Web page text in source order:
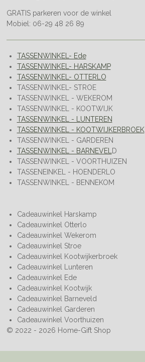
GRATIS parkeren voor de winkel
Mobiel: 06-29 48 26 89
TASSENWINKEL- Ede
TASSENWINKEL- HARSKAMP
TASSENWINKEL- OTTERLO
TASSENWINKEL- STROE
TASSENWINKEL - WEKEROM
TASSENWINKEL - KOOTWIJK
TASSENWINKEL - LUNTEREN
TASSENWINKEL - KOOTWIJKERBROEK
TASSENWINKEL - GARDEREN
TASSENWINKEL - BARNEVEL
D
TASSENWINKEL - VOORTHUIZEN
TASSENEINKEL - HOENDERLO
TASSENWINKEL - BENNEKOM
Cadeauwinkel Harskamp
Cadeauwinkel Otterlo
Cadeauwinkel Wekerom
Cadeauwinkel Stroe
Cadeauwinkel Kootwijkerbroek
Cadeauwinkel Lunteren
Cadeauwinkel Ede
Cadeauwinkel Kootwijk
Cadeauwinkel Barneveld
Cadeauwinkel Garderen
Cadeauwinkel Voorthuizen
© 2022 - 2026 Home-Gift Shop